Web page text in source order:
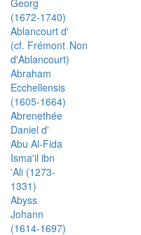
(1672-1740)
Ablancourt d'
(cf. Frémont
d'Ablancourt)
Non
Abraham
Ecchellensis
(1605-1664)
Abrenethée
Daniel d'
Abu Al-Fida
Isma'il ibn
'Ali (1273-
1331)
Abyss
Johann
(1614-1697)